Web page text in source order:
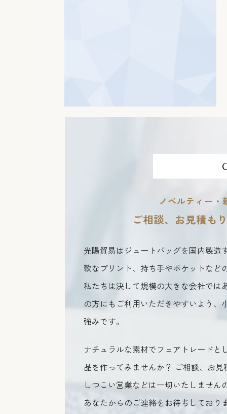
ノベルティー
ご相談、お見積も
光陽貿易はジュートバッグを国内製
軟なプリント、持ち手やポケットな
私たちは決して規模の大きな会社で
の方にもご利用いただきやすいよう
強みです。
ナチュラルな素材でフェアトレード
品を作ってみませんか？ ご相談、お見
しつこい営業などは一切いたしませ
あなたからのご連絡をお待ちしており